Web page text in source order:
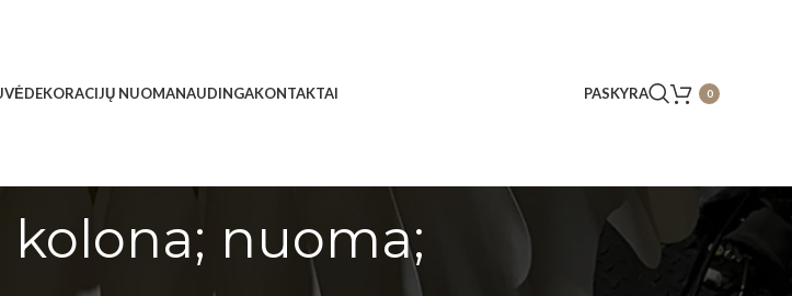
DEKORACIJŲ NUOMANAUDINGAKONTAKTAI PASKYRA 0
nuoma;